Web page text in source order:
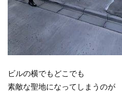
ビルの横でもどこでも
素敵な聖地になってしまうのが